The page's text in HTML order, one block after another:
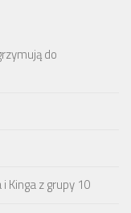
do
Kinga z grupy 10